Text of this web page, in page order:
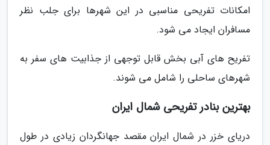
امکانات تفریحی مناسبی در این شهرها برای جلب نظر
مسافران ایجاد می شود.
تفریح های آبی بخش قابل توجهی از جذابیت های سفر به
شهرهای ساحلی را شامل می شوند.
بهترین بنادر تفریحی شمال ایران
دریای خزر در شمال ایران مقصد جهانگردان زیادی در طول